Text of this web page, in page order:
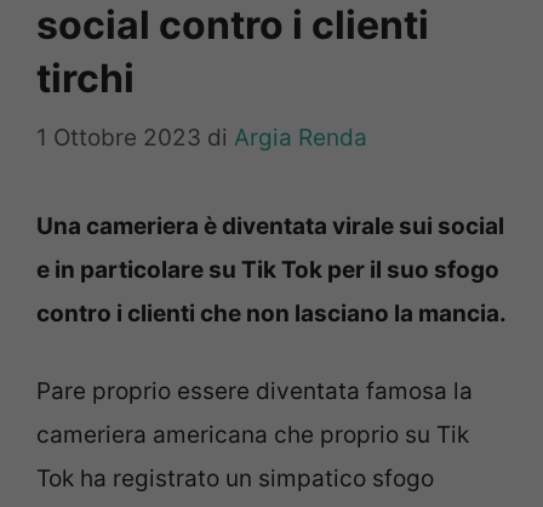
social contro i clienti
tirchi
1 Ottobre 2023 di Argia Renda
Una cameriera è diventata virale sui social
e in particolare su Tik Tok per il suo sfogo
contro i clienti che non lasciano la mancia.
Pare proprio essere diventata famosa la
cameriera americana che proprio su Tik
Tok ha registrato un simpatico sfogo